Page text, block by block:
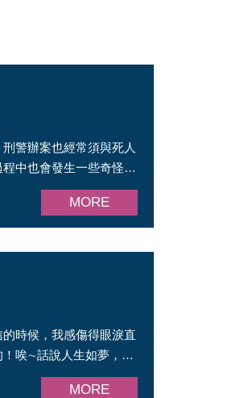
警辦案也經常須與死人
中也會發生一些奇怪的
MORE
時候，我感傷得眼淚直
唉∼話說人生如夢，但
MORE